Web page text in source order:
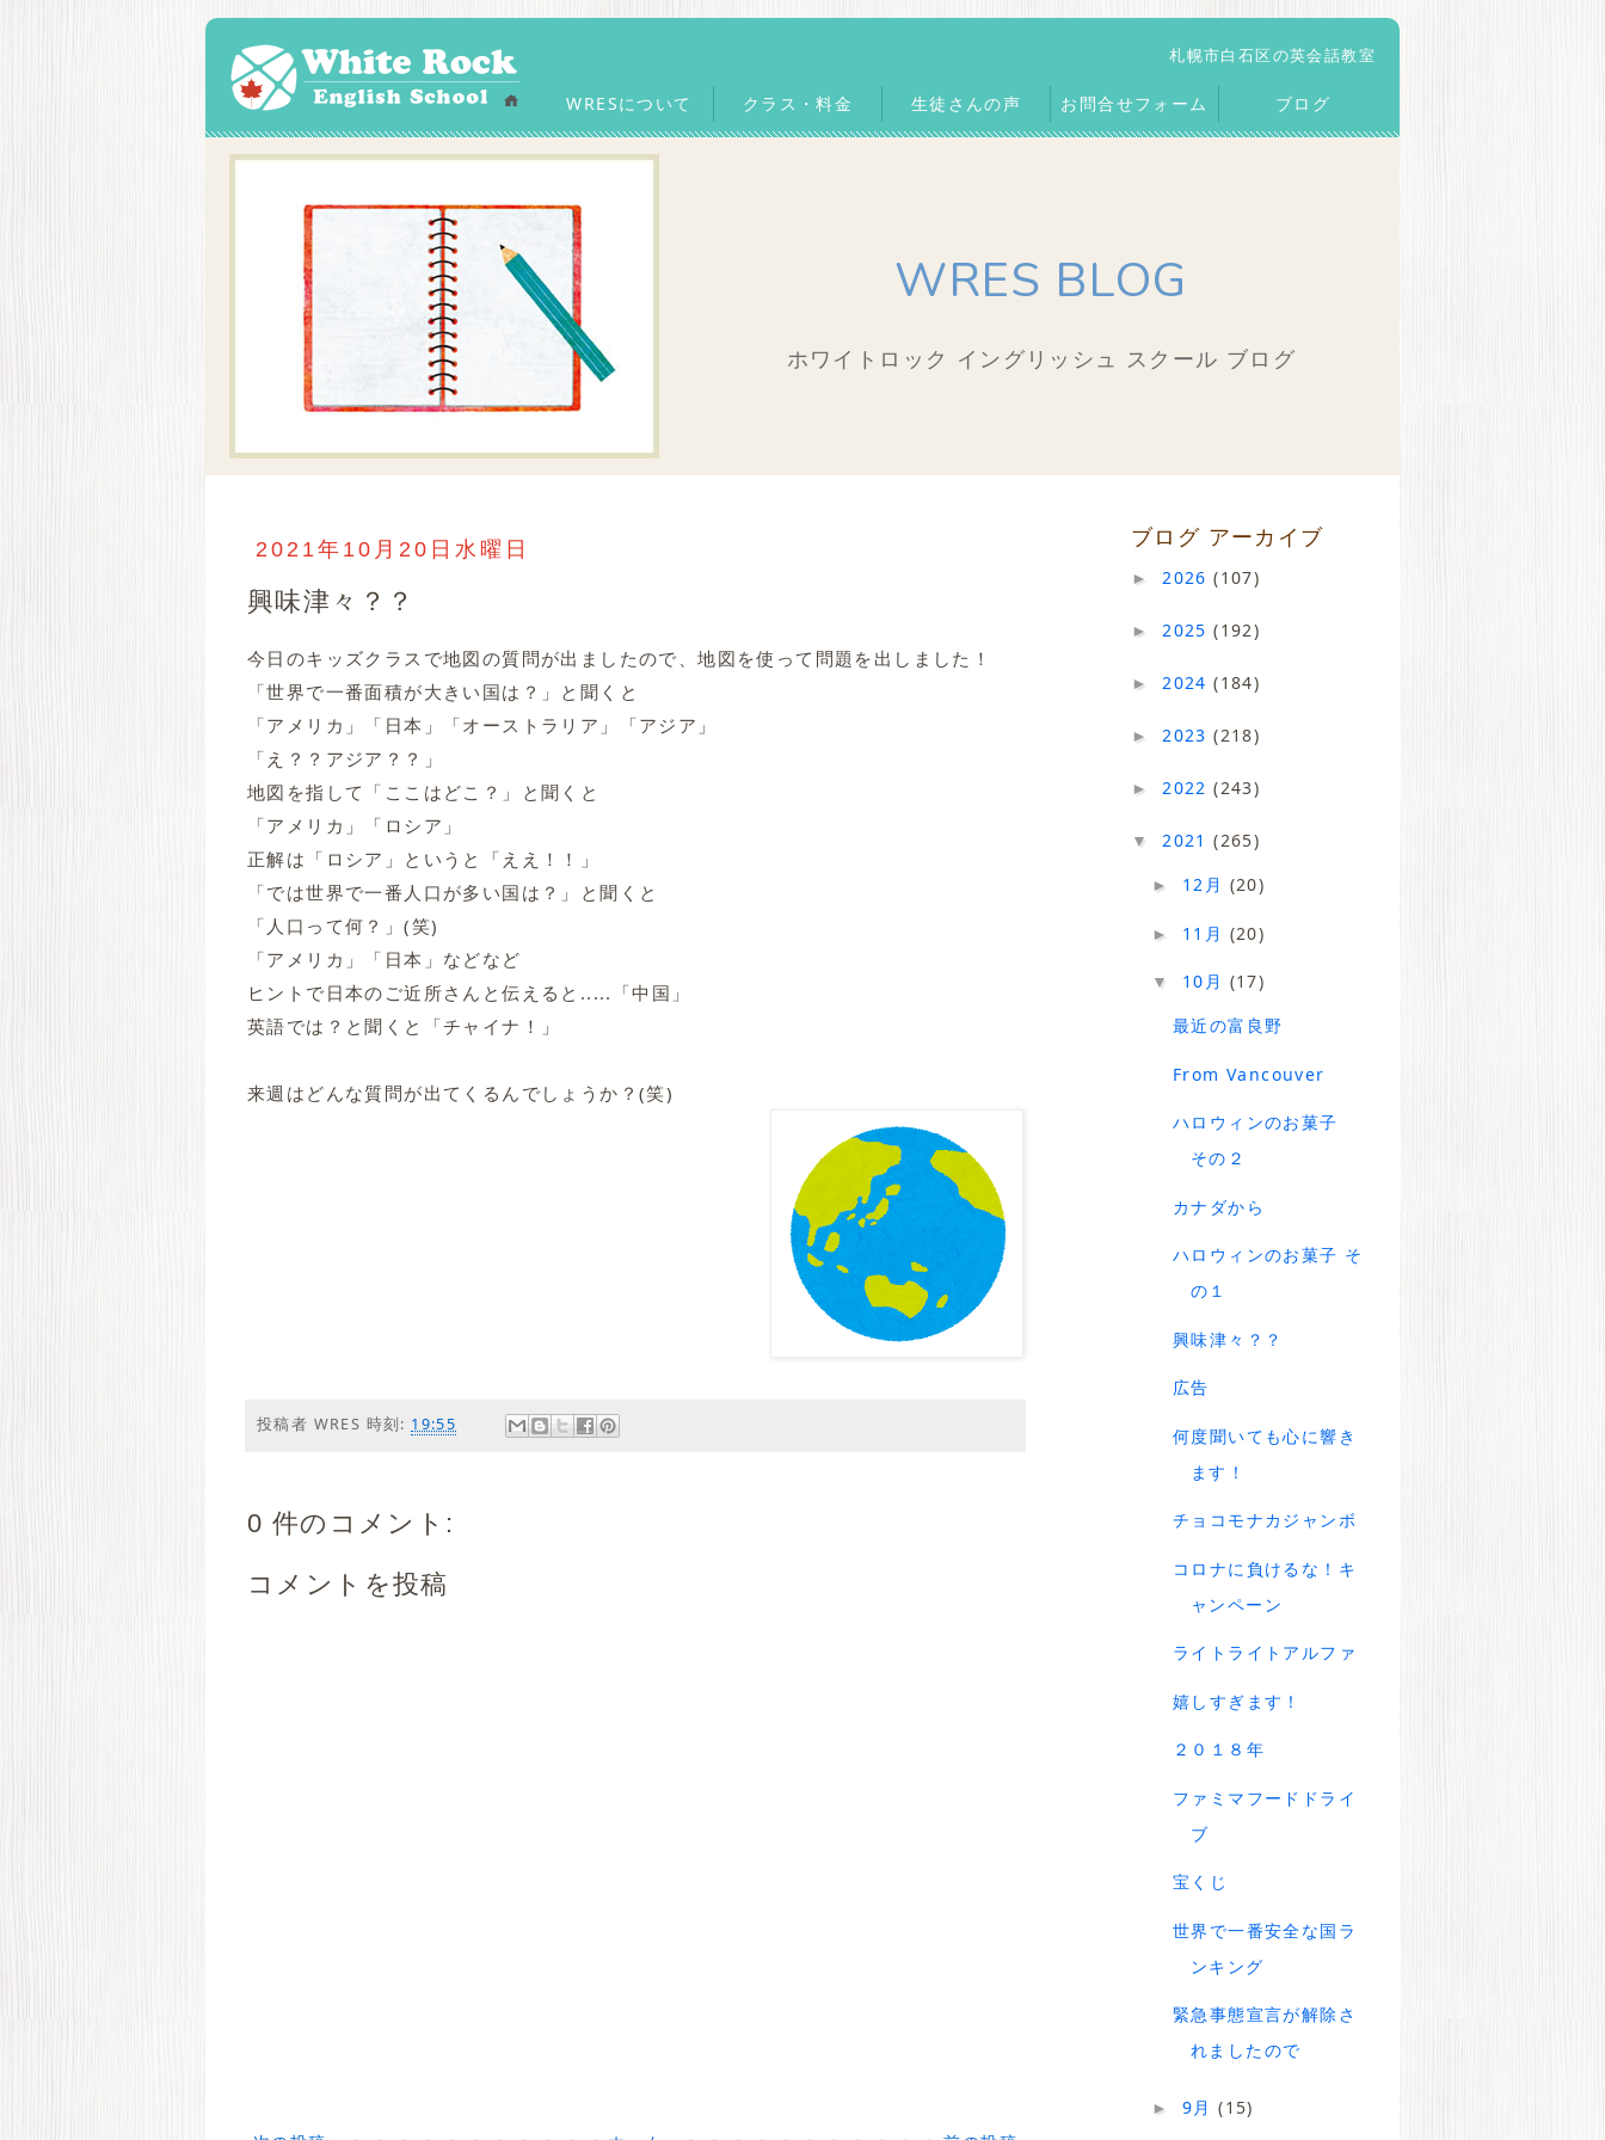
札幌市白石区の英会話教室
WRESについて クラス・料金 生徒さんの声 お問合せフォーム ブログ
WRES BLOG
ホワイトロック イングリッシュ スクール ブログ
2021年10月20日水曜日
興味津々？？
今日のキッズクラスで地図の質問が出ましたので、地図を使って問題を出しました！
「世界で一番面積が大きい国は？」と聞くと
「アメリカ」「日本」「オーストラリア」「アジア」
「え？？アジア？？」
地図を指して「ここはどこ？」と聞くと
「アメリカ」「ロシア」
正解は「ロシア」というと「ええ！！」
「では世界で一番人口が多い国は？」と聞くと
「人口って何？」(笑)
「アメリカ」「日本」などなど
ヒントで日本のご近所さんと伝えると.....「中国」
英語では？と聞くと「チャイナ！」
来週はどんな質問が出てくるんでしょうか？(笑)
投稿者 WRES 時刻: 19:55
0 件のコメント:
コメントを投稿
ブログ アーカイブ
► 2026(107)
► 2025(192)
► 2024(184)
► 2023(218)
► 2022(243)
▼ 2021(265)
► 12月 (20)
► 11月 (20)
▼ 10月 (17)
最近の富良野
From Vancouver
ハロウィンのお菓子
その２
カナダから
ハロウィンのお菓子 そ
の１
興味津々？？
広告
何度聞いても心に響き
ます！
チョコモナカジャンボ
コロナに負けるな！キ
ャンペーン
ライトライトアルファ
嬉しすぎます！
２０１８年
ファミマフードドライ
ブ
宝くじ
世界で一番安全な国ラ
ンキング
緊急事態宣言が解除さ
れましたので
► 9月(15)